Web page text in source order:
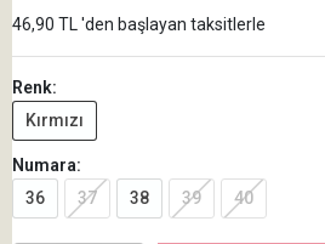
46,90 TL 'den başlayan taksitlerle
Renk:
Kırmızı
Numara:
36
37 38 39 40